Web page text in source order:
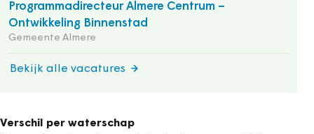
Programmadirecteur Almere Centrum –
Ontwikkeling Binnenstad
Gemeente Almere
Bekijk alle vacatures
Verschil per waterschap